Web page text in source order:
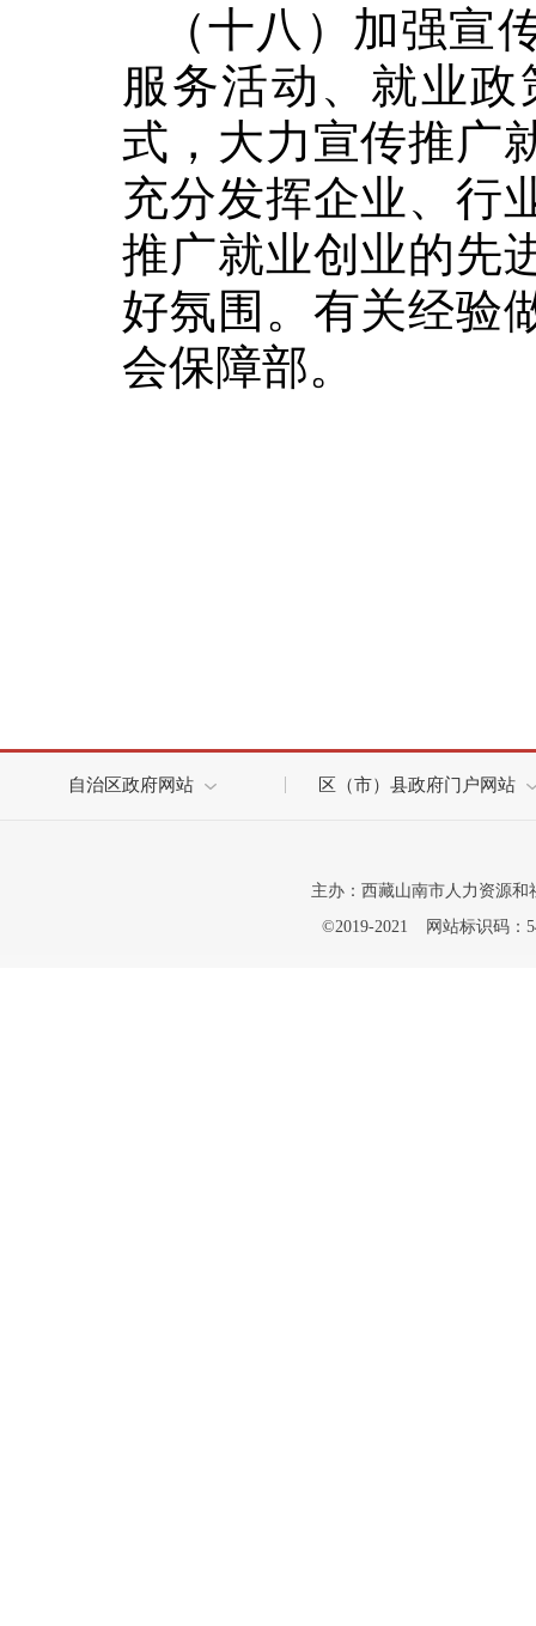
（十八）加强宣
服务活动、就业
式，大力宣传推广
充分发挥企业、行
推广就业创业的先
好氛围。有关经验
会保障部。
自治区政府网站 区（市）县政府门户网站
主办：西藏山南市人力资源和
©2019-2021
网站标识码：